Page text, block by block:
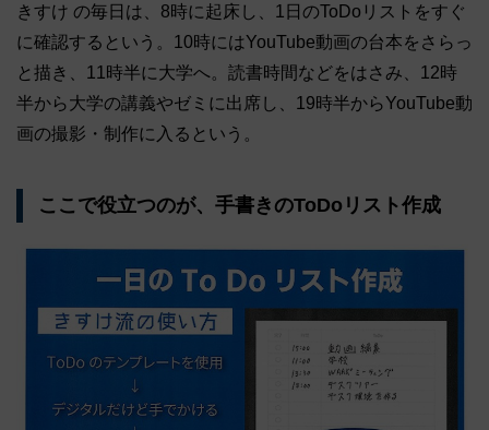
きすけ の毎日は、8時に起床し、1日のToDoリストをすぐ
に確認するという。10時にはYouTube動画の台本をさらっ
と描き、11時半に大学へ。読書時間などをはさみ、12時
半から大学の講義やゼミに出席し、19時半からYouTube動
画の撮影・制作に入るという。
ここで役立つのが、手書きのToDoリスト作成